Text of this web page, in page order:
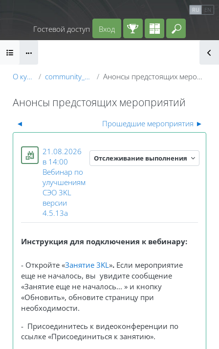
RU EN
Введите
Гостевой доступ Вход
Блоки
О курсе community_users Анонсы предстоящих мероприятий
Анонсы предстоящих мероприятий
Блоки
Секция: Анонсы предстоящих
◄ Прошедшие мероприятия ►
21.08.2026
в 14:00
Вебинар по
улучшениям
СЭО 3KL
версии
4.5.13а
Отслеживание выполнения
Инструкция для подключения к вебинару:
- Откройте «Занятие 3KL». Если мероприятие
еще не началось, вы увидите сообщение
«Занятие еще не началось... » и кнопку
«Обновить», обновите страницу при
необходимости.
- Присоединитесь к видеоконференции по
ссылке «Присоединиться к занятию».